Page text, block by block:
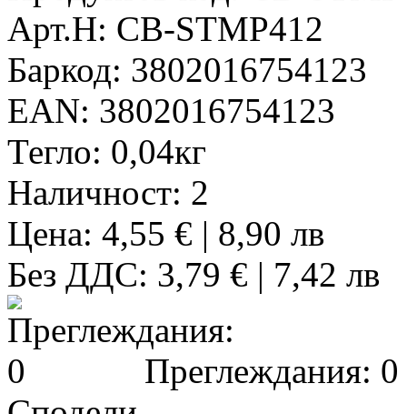
Арт.Н: CB-STMP412
Баркод: 3802016754123
EAN: 3802016754123
Тегло: 0,04кг
Наличност: 2
Цена: 4,55 € | 8,90 лв
Без ДДС: 3,79 € | 7,42 лв
Преглеждания: 0